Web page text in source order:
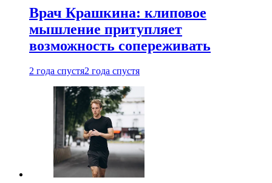
Врач Крашкина: клиповое
мышление притупляет
возможность сопереживать
2 года спустя2 года спустя